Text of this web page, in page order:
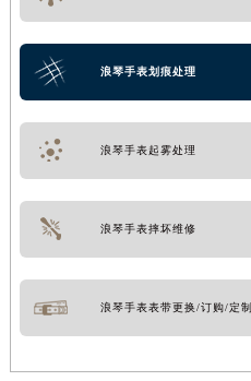
浪琴手表划痕处理
浪琴手表起雾处理
浪琴手表摔坏维修
浪琴手表表带更换/订购/定制